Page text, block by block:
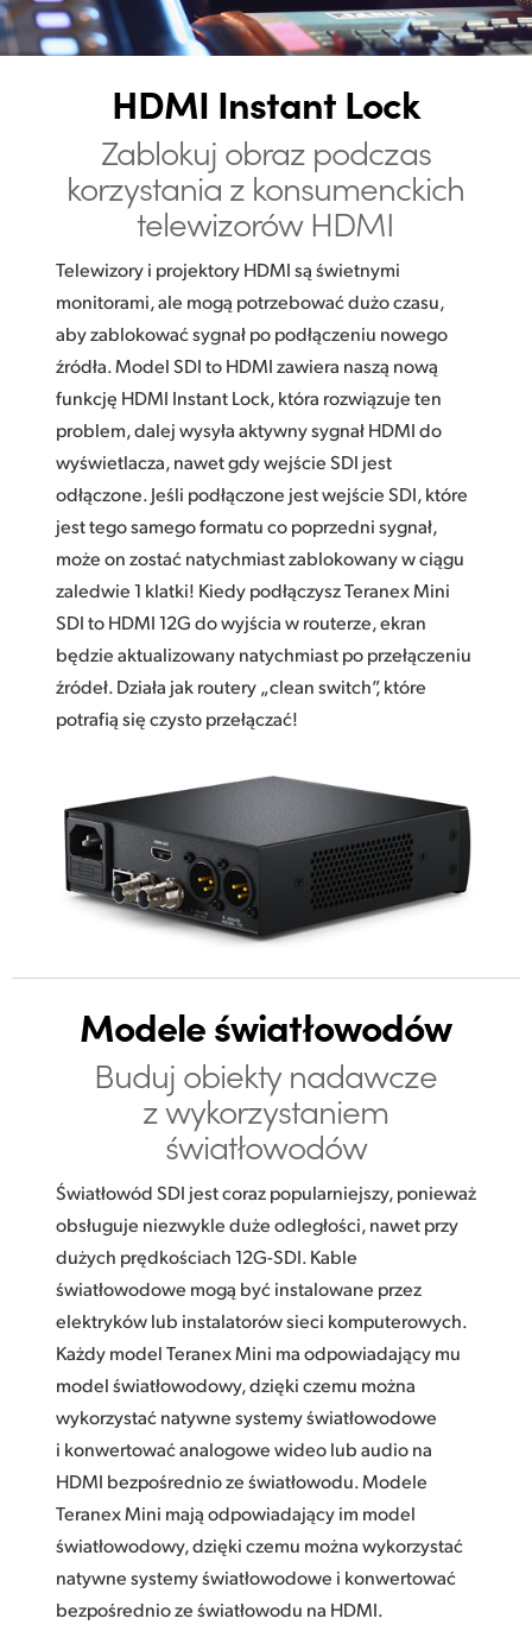
HDMI Instant Lock
Zablokuj obraz podczas
korzystania z konsumenckich
telewizorów HDMI
Telewizory i projektory HDMI są świetnymi
monitorami, ale mogą potrzebować dużo czasu,
aby zablokować sygnał po podłączeniu nowego
źródła. Model SDI to HDMI zawiera naszą nową
funkcję HDMI Instant Lock, która rozwiązuje ten
problem, dalej wysyła aktywny sygnał HDMI do
wyświetlacza, nawet gdy wejście SDI jest
odłączone. Jeśli podłączone jest wejście SDI, które
jest tego samego formatu co poprzedni sygnał,
może on zostać natychmiast zablokowany w ciągu
zaledwie 1 klatki! Kiedy podłączysz Teranex Mini
SDI to HDMI 12G do wyjścia w routerze, ekran
będzie aktualizowany natychmiast po przełączeniu
źródeł. Działa jak routery „clean switch”, które
potrafią się czysto przełączać!
Modele światłowodów
Buduj obiekty nadawcze
z wykorzystaniem
światłowodów
Światłowód SDI jest coraz popularniejszy, ponieważ
obsługuje niezwykle duże odległości, nawet przy
dużych prędkościach 12G-SDI. Kable
światłowodowe mogą być instalowane przez
elektryków lub instalatorów sieci komputerowych.
Każdy model Teranex Mini ma odpowiadający mu
model światłowodowy, dzięki czemu można
wykorzystać natywne systemy światłowodowe
i konwertować analogowe wideo lub audio na
HDMI bezpośrednio ze światłowodu. Modele
Teranex Mini mają odpowiadający im model
światłowodowy, dzięki czemu można wykorzystać
natywne systemy światłowodowe i konwertować
bezpośrednio ze światłowodu na HDMI.